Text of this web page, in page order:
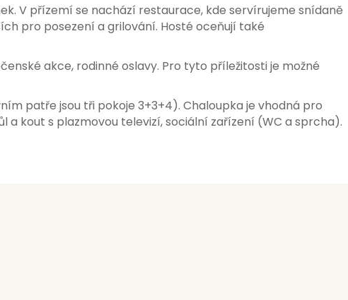
V přízemí se nachází restaurace, kde servírujeme snídaně
pro posezení a grilování. Hosté oceňují také
akce, rodinné oslavy. Pro tyto příležitosti je možné
patře jsou tři pokoje 3+3+4). Chaloupka je vhodná pro
kout s plazmovou televizí, sociální zařízení (WC a sprcha).